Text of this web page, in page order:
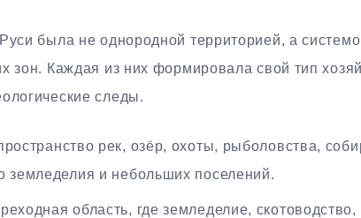
была не однородной территорией, а
зон. Каждая из них формировала свой тип
следы.
рек, озёр, охоты, рыболовства,
земледелия и небольших поселений.
область, где земледелие,